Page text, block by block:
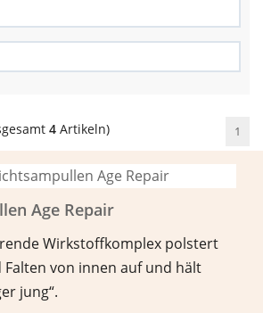
4 Artikeln) 1
Age Repair
Wirkstoffkomplex polstert
Falten von innen auf und hält
jung“.